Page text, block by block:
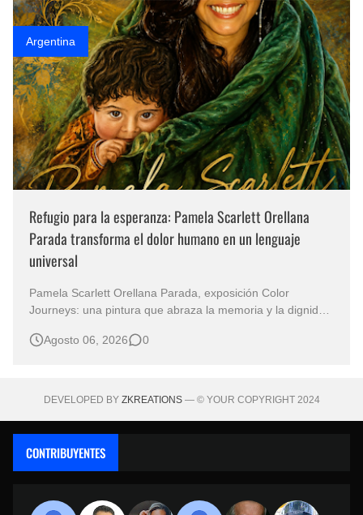
Argentina
Refugio para la esperanza: Pamela Scarlett Orellana
Parada transforma el dolor humano en un lenguaje
universal
Pamela Scarlett Orellana Parada, exposición Color
Journeys: una pintura que abraza la memoria y la dignidad
obras no necesitan levantar la voz para permanecer en la
Agosto 06, 2026 0
DEVELOPED BY ZKREATIONS— © YOUR COPYRIGHT 2024
CONTRIBUYENTES